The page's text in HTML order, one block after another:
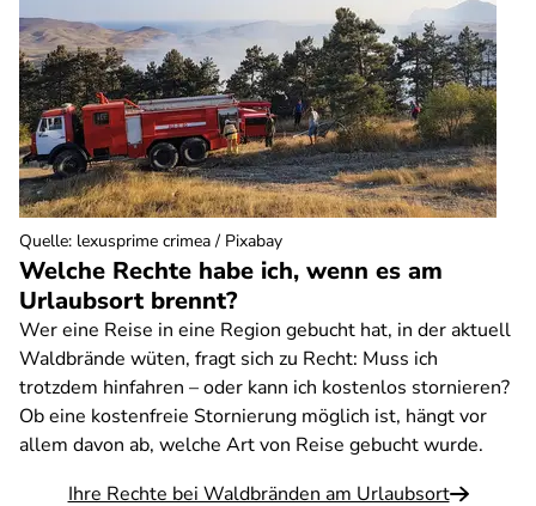
Welche Rechte habe ich, wenn es am
Urlaubsort brennt?
Wer eine Reise in eine Region gebucht hat, in der aktuell
Waldbrände wüten, fragt sich zu Recht: Muss ich
trotzdem hinfahren – oder kann ich kostenlos stornieren?
Ob eine kostenfreie Stornierung möglich ist, hängt vor
allem davon ab, welche Art von Reise gebucht wurde.
Ihre Rechte bei Waldbränden am Urlaubsort
Quelle: lexusprime crimea / Pixabay